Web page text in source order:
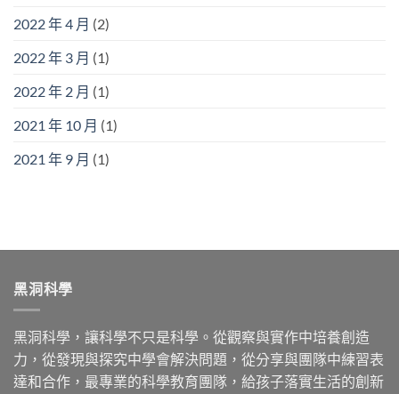
2022 年 4 月 (2)
2022 年 3 月 (1)
2022 年 2 月 (1)
2021 年 10 月 (1)
2021 年 9 月 (1)
黑洞科學
黑洞科學，讓科學不只是科學。從觀察與實作中培養創造
力，從發現與探究中學會解決問題，從分享與團隊中練習表
達和合作，最專業的科學教育團隊，給孩子落實生活的創新